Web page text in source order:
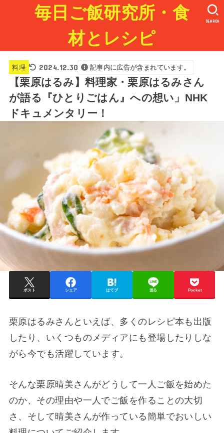
毎日ご飯研究所・食
材とレシピ
SEARCH
料理 2024.12.30 記事内に広告が含まれています。
【栗原はるみ】料理家・栗原はるみさん
が語る『ひとりごはん』への想い」NHK
ドキュメンタリー！
ポスト シェア はてブ 送る Pocket
栗原はるみさんといえば、多くのレシピ本も出版
したり、いくつものメディアにも登場したりしな
がら今でも活躍しています。
そんな栗原晴美さんがどうして一人ご飯を始めた
のか、その理由や一人でご飯を作ることの大切
さ、そして晴美さんが作っている簡単でおいしい